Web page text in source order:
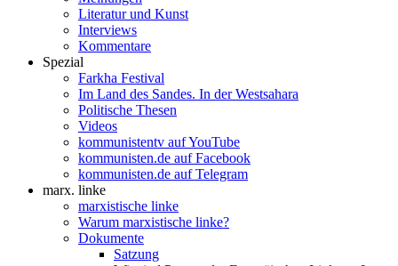
Literatur und Kunst
Interviews
Kommentare
Spezial
Farkha Festival
Im Land des Sandes. In der Westsahara
Politische Thesen
Videos
kommunistentv auf YouTube
kommunisten.de auf Facebook
kommunisten.de auf Telegram
marx. linke
marxistische linke
Warum marxistische linke?
Dokumente
Satzung